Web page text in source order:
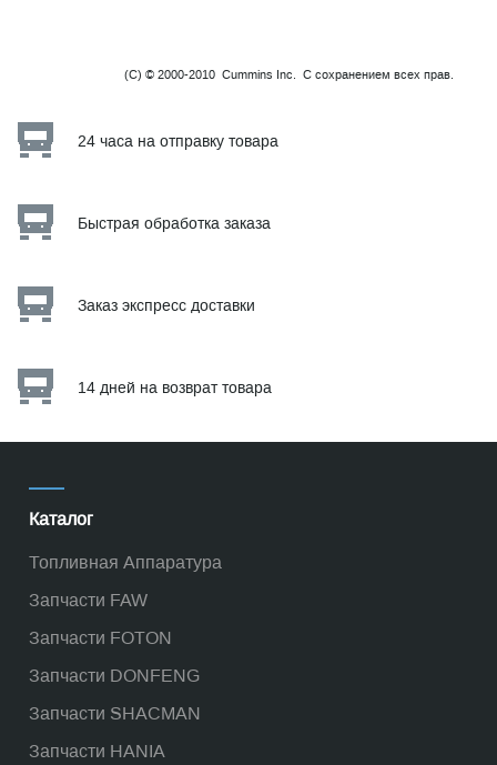
(C) © 2000-2010 Cummins Inc. С сохранением всех прав.
24 часа на отправку товара
Быстрая обработка заказа
Заказ экспресс доставки
14 дней на возврат товара
Каталог
Топливная Аппаратура
Запчасти FAW
Запчасти FOTON
Запчасти DONFENG
Запчасти SHACMAN
Запчасти HANIA